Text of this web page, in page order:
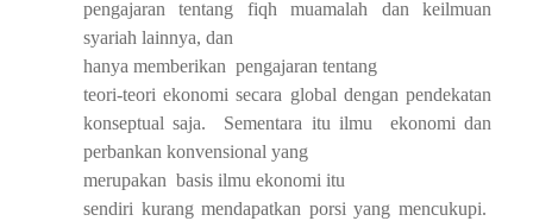
pengajaran tentang fiqh muamalah dan keilmuan
syariah lainnya, dan
hanya memberikan pengajaran tentang
teori-teori ekonomi secara global dengan pendekatan
konseptual saja.
Sementara itu ilmu
ekonomi dan
perbankan konvensional yang
merupakan basis ilmu ekonomi itu
sendiri kurang mendapatkan porsi yang mencukupi.